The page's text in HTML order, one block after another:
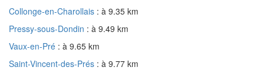
Collonge-en-Charollais : à 9.35 km
Pressy-sous-Dondin : à 9.49 km
Vaux-en-Pré : à 9.65 km
Saint-Vincent-des-Prés : à 9.77 km